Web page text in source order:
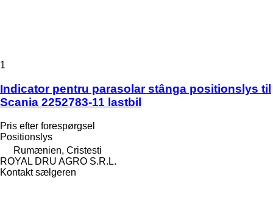
1
Indicator pentru parasolar stânga positionslys til
Scania 2252783-11 lastbil
Pris efter forespørgsel
Positionslys
Rumænien, Cristesti
ROYAL DRU AGRO S.R.L.
Kontakt sælgeren